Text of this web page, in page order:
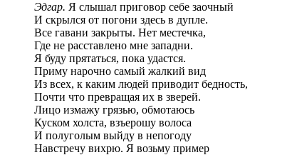
Эдгар. Я слышал приговор себе заочный
И скрылся от погони здесь в дупле.
Все гавани закрыты. Нет местечка,
Где не расставлено мне западни.
Я буду прятаться, пока удастся.
Приму нарочно самый жалкий вид
Из всех, к каким людей приводит бедность,
Почти что превращая их в зверей.
Лицо измажу грязью, обмотаюсь
Куском холста, взъерошу волоса
И полуголым выйду в непогоду
Навстречу вихрю. Я возьму пример